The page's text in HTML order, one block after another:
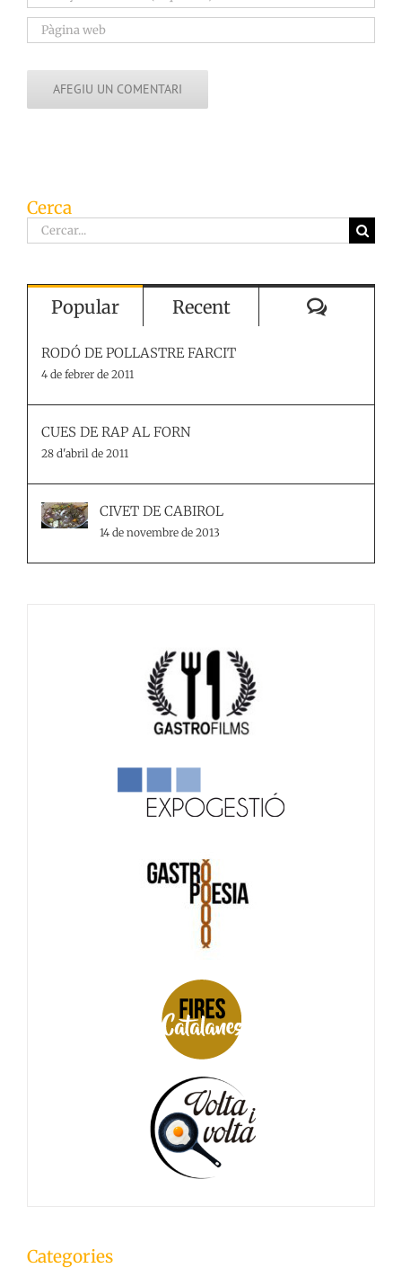
Cerca
Cerca
Popular Recent
RODÓ DE POLLASTRE FARCIT
4 de febrer de 2011
CUES DE RAP AL FORN
28 d'abril de 2011
CIVET DE CABIROL
14 de novembre de 2013
Categories